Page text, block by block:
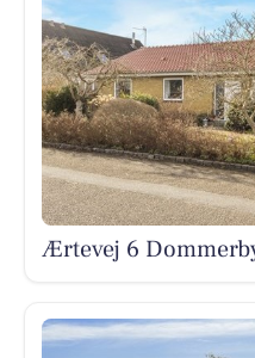
Ærtevej 6